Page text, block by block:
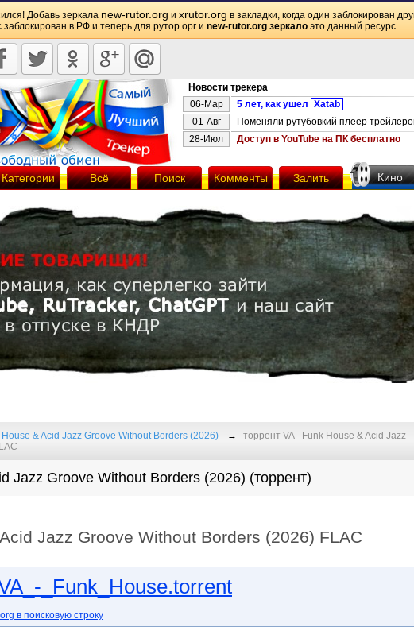
Добавь зеркала new-rutor.org и xrutor.org в закладки, когда один заблокирован
в РФ и теперь для рутор.орг и new-rutor.org зеркало это данный ресурс
Новости трекера
06-Мар
5 лет, как ушел Xatab
01-Авг
Поменяли рутубовкий плеер
28-Июл
Доступ в YouTube на ПК бесплатно
Категории Всё Поиск Комменты Залить Кино
House & Acid Jazz Groove Without Borders (2026)
торрент VA - Funk House & Acid Jazz
Jazz Groove Without Borders (2026) (торрент)
Jazz Groove Without Borders (2026) FLAC
_Funk_House.torrent
в поисковую строку